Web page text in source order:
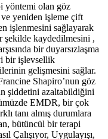
yöntemi olan göz
ve yeniden işleme çift
işlenmesini sağlayarak
şekilde kaydedilmesini ,
bir duyarsızlaşma
bir işlevsellik
gelişmesini sağlar.
Shapiro’nun göz
şiddetini azaltabildiğini
EMDR, bir çok
tanı almış durumlara
bütüncül bir terapi
Çalışıyor, Uygulayışı,